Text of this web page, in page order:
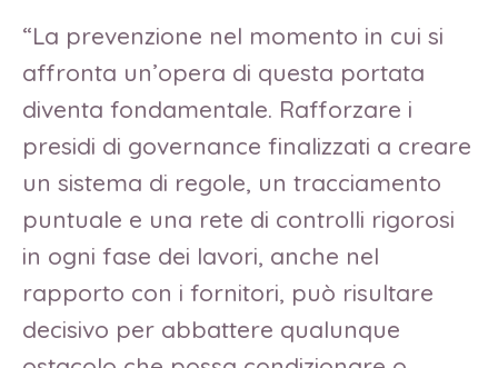
“La prevenzione nel momento in cui si
affronta un’opera di questa portata
diventa fondamentale. Rafforzare i
presidi di governance finalizzati a creare
un sistema di regole, un tracciamento
puntuale e una rete di controlli rigorosi
in ogni fase dei lavori, anche nel
rapporto con i fornitori, può risultare
decisivo per abbattere qualunque